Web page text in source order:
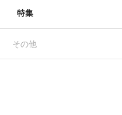
特集
その他